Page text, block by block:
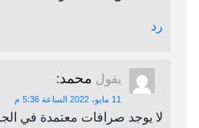
رد
يقول محمد:
11 مايو، 2022 الساعة 5:36 م
لا يوجد صرافات معتمدة في